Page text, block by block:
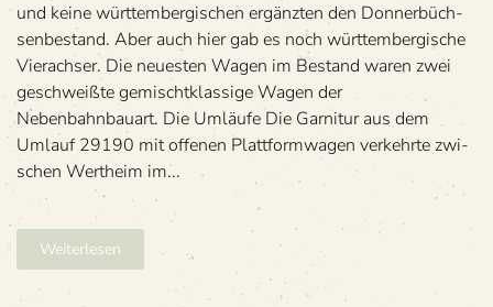
und keine würt­tem­ber­gi­schen ergänz­ten den Don­ner­büch­
sen­be­stand. Aber auch hier gab es noch würt­tem­ber­gi­sche
Vier­ach­ser. Die neu­es­ten Wagen im Bestand waren zwei
geschweißte gemischt­klas­sige Wagen der
Nebenbahnbauart. Die Umläufe Die Gar­ni­tur aus dem
Umlauf 29190 mit offe­nen Platt­form­wa­gen ver­kehrte zwi­
schen Wert­heim im...
Weiterlesen